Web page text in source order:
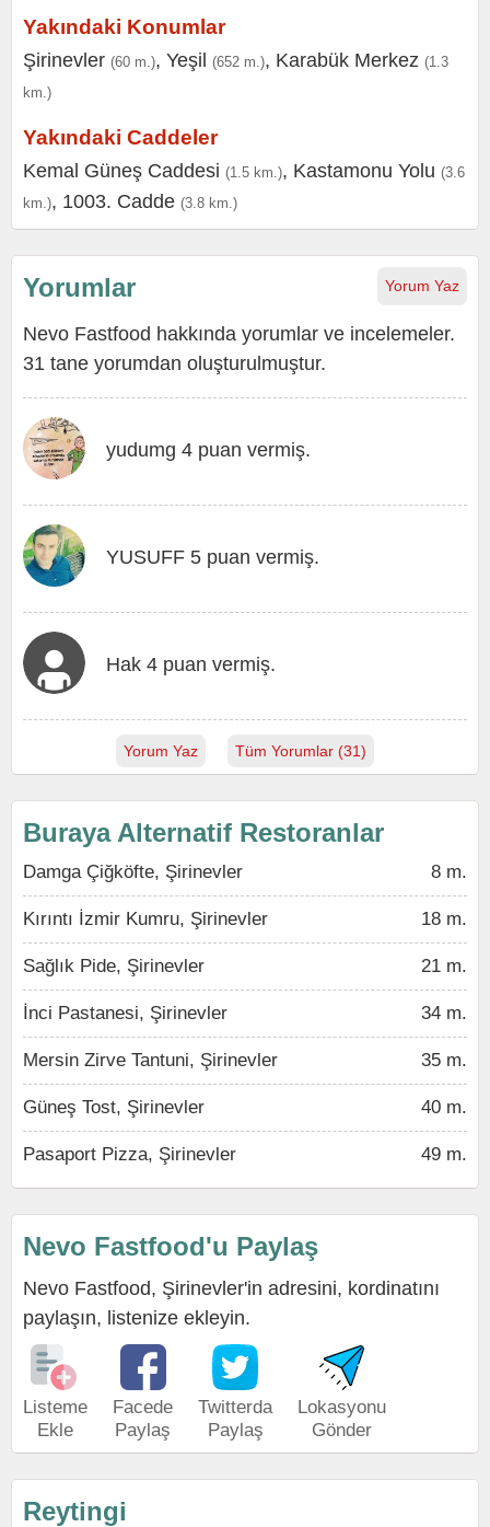
Yakındaki Konumlar
Şirinevler (60 m.), Yeşil (652 m.), Karabük Merkez (1.3
km.)
Yakındaki Caddeler
Kemal Güneş Caddesi (1.5 km.), Kastamonu Yolu (3.6
km.), 1003. Cadde (3.8 km.)
Yorum Yaz
Yorumlar
Nevo Fastfood hakkında yorumlar ve incelemeler.
31 tane yorumdan oluşturulmuştur.
yudumg 4 puan vermiş.
YUSUFF 5 puan vermiş.
Hak 4 puan vermiş.
Yorum Yaz Tüm Yorumlar (31)
Buraya Alternatif Restoranlar
Damga Çiğköfte, Şirinevler 8 m.
Kırıntı İzmir Kumru, Şirinevler 18 m.
Sağlık Pide, Şirinevler 21 m.
İnci Pastanesi, Şirinevler 34 m.
Mersin Zirve Tantuni, Şirinevler 35 m.
Güneş Tost, Şirinevler 40 m.
Pasaport Pizza, Şirinevler 49 m.
Nevo Fastfood'u Paylaş
Nevo Fastfood, Şirinevler'in adresini, kordinatını
paylaşın, listenize ekleyin.
Listeme
Ekle
Facede
Paylaş
Twitterda
Paylaş
Lokasyonu
Gönder
Reytingi